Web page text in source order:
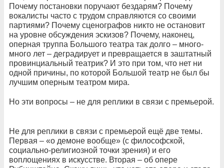
Почему постановки поручают бездарям? Почему
вокалисты часто с трудом справляются со своими
партиями? Почему сценографов никто не остановит
на уровне обсуждения эскизов? Почему, наконец,
оперная труппа Большого театра так долго – много-
много лет – деградирует и превращается в заштатный
провинциальный театрик? И это при том, что нет ни
одной причины, по которой Большой театр не был бы
лучшим оперным театром мира.
Но эти вопросы – не для реплики в связи с премьерой.
Не для реплики в связи с премьерой ещё две темы.
Первая – «о демоне вообще» (с философской,
социально-религиозной точки зрения) и его
воплощениях в искусстве. Вторая – об опере